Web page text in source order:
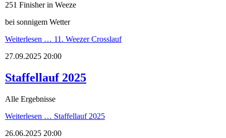
251 Finisher in Weeze
bei sonnigem Wetter
Weiterlesen … 11. Weezer Crosslauf
27.09.2025 20:00
Staffellauf 2025
Alle Ergebnisse
Weiterlesen … Staffellauf 2025
26.06.2025 20:00